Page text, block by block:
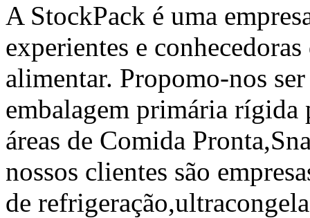
A StockPack é uma
experientes e
alimentar. Propomo-nos
embalagem primária rígida
áreas de Comida
nossos clientes são
de